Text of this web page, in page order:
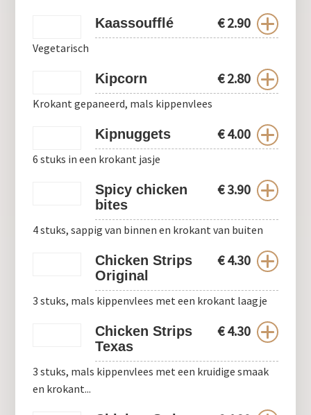
Kaassoufflé €2.90
Vegetarisch
Kipcorn €2.80
Krokant gepaneerd, mals kippenvlees
Kipnuggets €4.00
6 stuks in een krokant jasje
Spicy chicken
bites
€3.90
4 stuks, sappig van binnen en krokant van buiten
Chicken Strips
Original
€4.30
3 stuks, mals kippenvlees met een krokant laagje
Chicken Strips
Texas
€4.30
3 stuks, mals kippenvlees met een kruidige smaak
en krokant...